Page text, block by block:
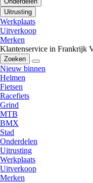
Uitrusting
Werkplaats
Uitverkoop
Merken
Klantenservice in Frankrijk
Zoeken
Nieuw binnen
Helmen
Fietsen
Racefiets
Grind
MTB
BMX
Stad
Onderdelen
Uitrusting
Werkplaats
Uitverkoop
Merken